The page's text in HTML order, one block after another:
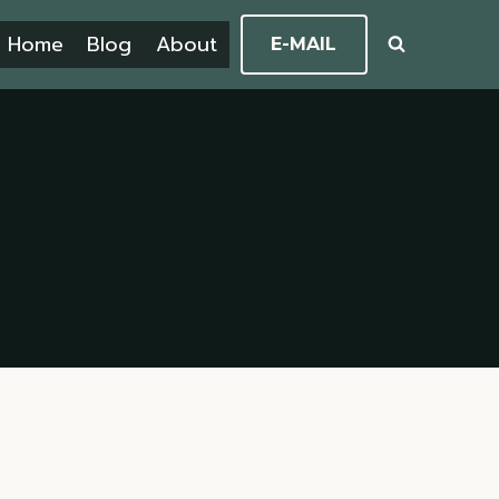
Home Blog About E-MAIL